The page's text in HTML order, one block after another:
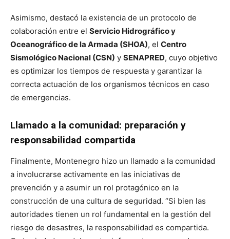
Asimismo, destacó la existencia de un protocolo de
colaboración entre el Servicio Hidrográfico y
Oceanográfico de la Armada (SHOA), el Centro
Sismológico Nacional (CSN) y SENAPRED, cuyo objetivo
es optimizar los tiempos de respuesta y garantizar la
correcta actuación de los organismos técnicos en caso
de emergencias.
Llamado a la comunidad: preparación y
responsabilidad compartida
Finalmente, Montenegro hizo un llamado a la comunidad
a involucrarse activamente en las iniciativas de
prevención y a asumir un rol protagónico en la
construcción de una cultura de seguridad. “Si bien las
autoridades tienen un rol fundamental en la gestión del
riesgo de desastres, la responsabilidad es compartida.